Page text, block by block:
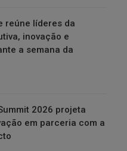
reúne líderes da
inovação e
a semana da
2026 projeta
em parceria com a